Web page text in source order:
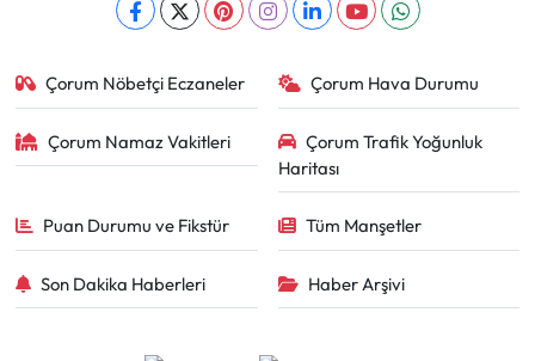
Çorum Nöbetçi Eczaneler Çorum Hava Durumu
Çorum Namaz Vakitleri
Çorum Trafik Yoğunluk
Haritası
Puan Durumu ve Fikstür Tüm Manşetler
Son Dakika Haberleri Haber Arşivi